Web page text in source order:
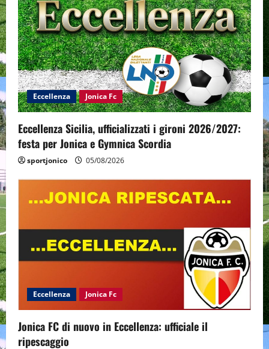
Eccellenza Jonica Fc
Eccellenza Sicilia, ufficializzati i gironi 2026/2027:
festa per Jonica e Gymnica Scordia
sportjonico 05/08/2026
Eccellenza Jonica Fc
Jonica FC di nuovo in Eccellenza: ufficiale il
ripescaggio